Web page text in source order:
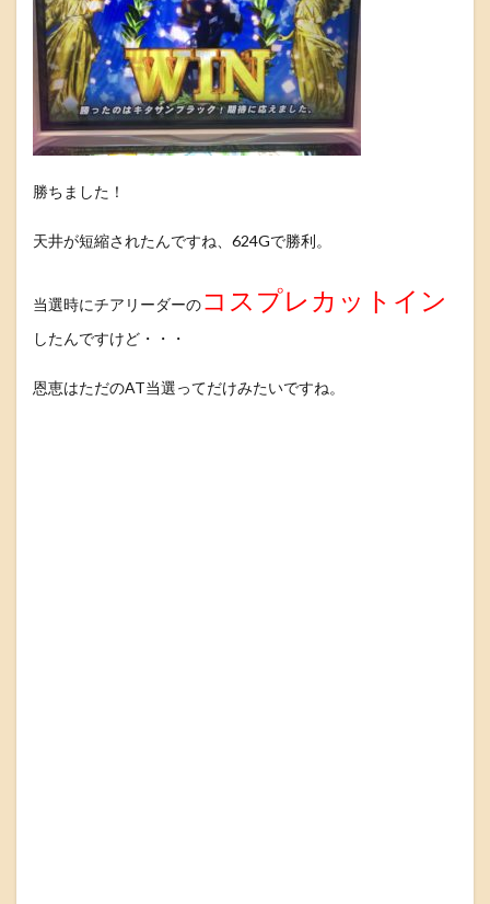
勝ちました！
天井が短縮されたんですね、624Gで勝利。
当選時にチアリーダーのコスプレカットイン
したんですけど・・・
恩恵はただのAT当選ってだけみたいですね。